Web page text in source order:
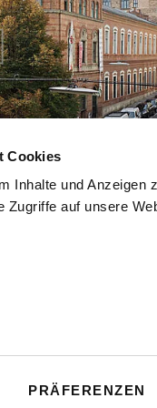
Cookies
Inhalte und
Zugriffe auf unsere
PRÄFERENZEN
mit dem Fahrrad oder
FAQ